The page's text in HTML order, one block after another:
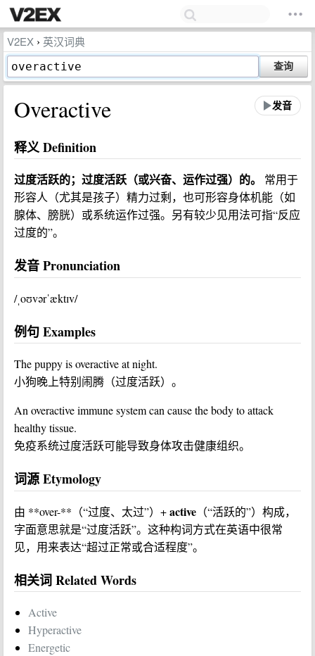
V2EX › 英汉词典
查询
Overactive 发音
释义 Definition
过度活跃的；过度活跃（或兴奋、运作过强）的。
常用于
形容人（尤其是孩子）精力过剩，也可形容身体机能（如
腺体、膀胱）或系统运作过强。另有较少见用法可指“反应
过度的”。
发音 Pronunciation
/ˌoʊvərˈæktɪv/
例句 Examples
The puppy is overactive at night.
小狗晚上特别闹腾（过度活跃）。
An overactive immune system can cause the body to attack
healthy tissue.
免疫系统过度活跃可能导致身体攻击健康组织。
词源 Etymology
由 **over-**（“过度、太过”）+active （“活跃的”）构成，
字面意思就是“过度活跃”。这种构词方式在英语中很常
见，用来表达“超过正常或合适程度”。
相关词 Related Words
Active
Hyperactive
Energetic